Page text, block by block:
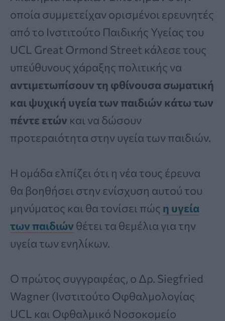
οποία συμμετείχαν ορισμένοι ερευνητές
από το Ινστιτούτο Παιδικής Υγείας του
UCL Great Ormond Street κάλεσε τους
υπεύθυνους χάραξης πολιτικής να
αντιμετωπίσουν τη φθίνουσα σωματική
και ψυχική υγεία των παιδιών κάτω των
πέντε ετών και να δώσουν
προτεραιότητα στην υγεία των παιδιών.
Η ομάδα ελπίζει ότι η νέα τους έρευνα
θα βοηθήσει στην ενίσχυση αυτού του
μηνύματος και θα τονίσει πώς η υγεία
των παιδιώνθέτει τα θεμέλια για την
υγεία των ενηλίκων.
Ο πρώτος συγγραφέας, ο Δρ. Siegfried
Wagner (Ινστιτούτο Οφθαλμολογίας
UCL και Οφθαλμικό Νοσοκομείο